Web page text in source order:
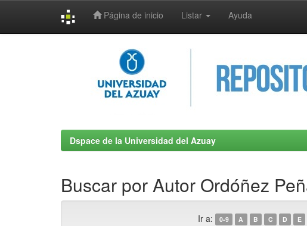
Página de inicio Listar Ayuda
Dspace de la Universidad del Azuay
Buscar por Autor Ordóñez
Ir a: 0-9 A B C D E